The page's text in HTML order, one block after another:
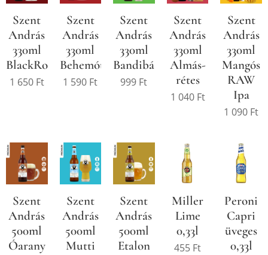
Szent
András
330ml
BlackRose
1 650Ft
Szent
András
330ml
Behemót
1 590 Ft
Szent
András
330ml
Bandibá
999 Ft
Szent
András
330ml
Almás-
rétes
1 040Ft
Szent
András
330ml
Mangós
RAW
Ipa
1 090 Ft
Szent
András
500ml
Óarany
Szent
András
500ml
Mutti
Szent
András
500ml
Etalon
Miller
Lime
0,33l
455 Ft
Peroni
Capri
üveges
0,33l